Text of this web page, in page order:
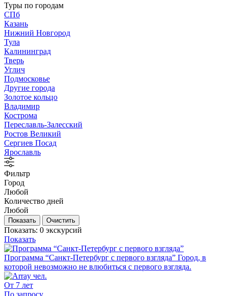
Туры по городам
СПб
Казань
Нижний Новгород
Тула
Калининград
Тверь
Углич
Подмосковье
Другие города
Золотое кольцо
Владимир
Кострома
Переславль-Залесский
Ростов Великий
Сергиев Посад
Ярославль
Фильтр
Город
Любой
Количество дней
Любой
Показать: 0 экскурсий
Показать
Программа “Санкт-Петербург с первого взгляда” Город, в
которой невозможно не влюбиться с первого взгляда.
От 7 лет
По запросу